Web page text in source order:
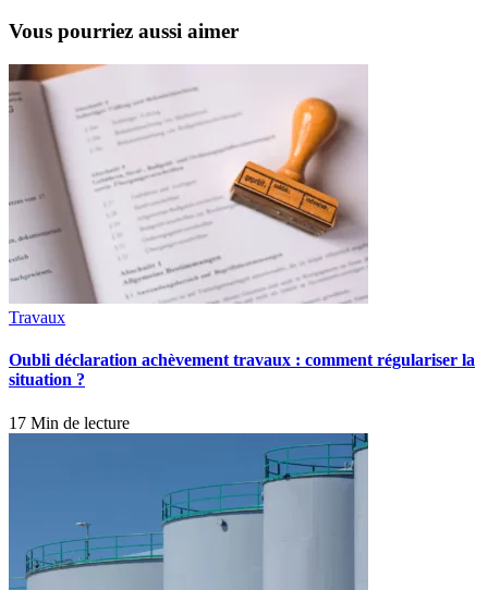
Vous pourriez aussi aimer
Travaux
Oubli déclaration achèvement travaux : comment régulariser la
situation ?
17 Min de lecture